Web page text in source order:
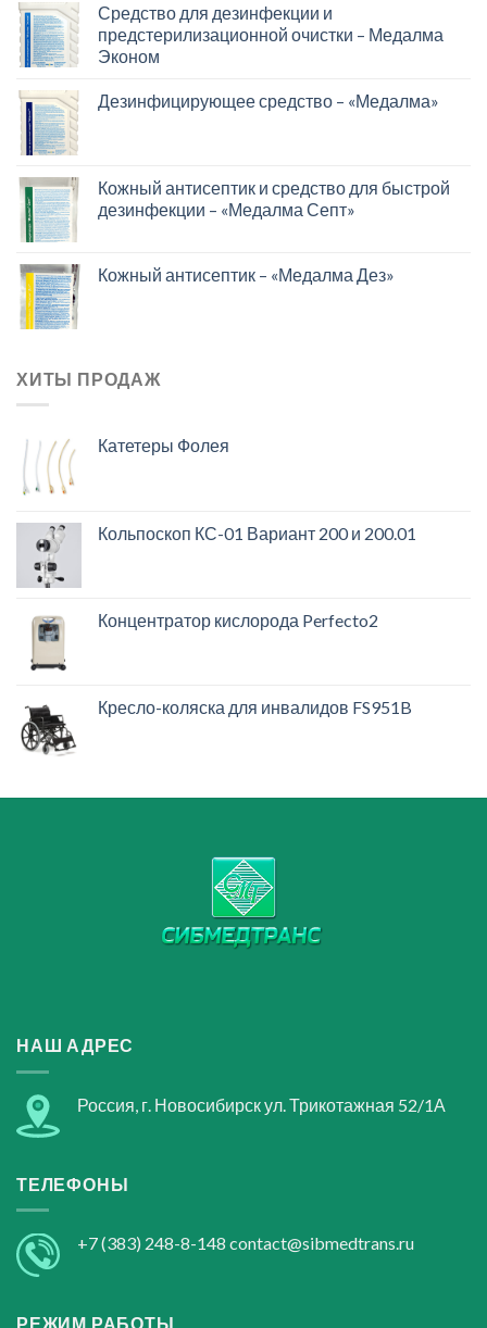
Средство для дезинфекции и
предстерилизационной очистки – Медалма
Эконом
Дезинфицирующее средство – «Медалма»
Кожный антисептик и средство для быстрой
дезинфекции – «Медалма Септ»
Кожный антисептик – «Медалма Дез»
ХИТЫ ПРОДАЖ
Катетеры Фолея
Кольпоскоп КС-01 Вариант 200 и 200.01
Концентратор кислорода Perfecto2
Кресло-коляска для инвалидов FS951B
НАШ АДРЕС
Россия, г. Новосибирск ул. Трикотажная 52/1А
ТЕЛЕФОНЫ
+7 (383) 248-8-148 contact@sibmedtrans.ru
РЕЖИМ РАБОТЫ